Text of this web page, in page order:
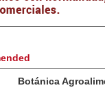
Agroalimentaria